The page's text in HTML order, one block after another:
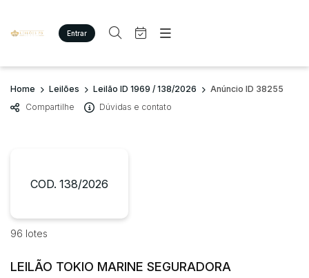
Entrar
Criar conta Entrar
Site
Agenda
Quem Somos
Imóveis
Veículos
Carros
Busca por palavra-chave
Bairro
Judiciais Extrajudiciais
Quem Somos
Home Leilões Leilão ID 1969 / 138/2026
Anúncio ID 38255
Compartilhe
Dúvidas e contato
COD. 138/2026
96 lotes
LEILÃO TOKIO MARINE SEGURADORA